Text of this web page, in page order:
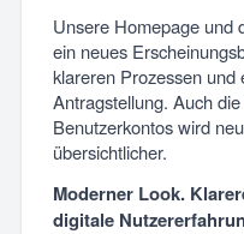
Unsere Homepage und
ein neues
klareren Prozessen und
Antragstellung. Auch
Benutzerkontos wird
übersichtlicher.
Moderner Look.
digitale